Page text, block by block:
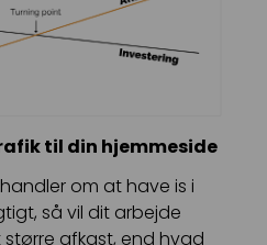
til din hjemmeside
om at have is i
så vil dit arbejde
afkast, end hvad